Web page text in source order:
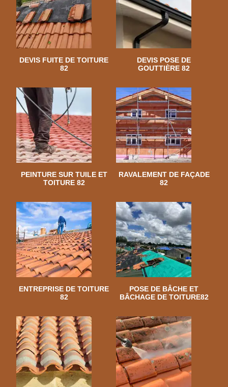
DEVIS FUITE DE TOITURE
82
DEVIS POSE DE
GOUTTIÈRE 82
PEINTURE SUR TUILE ET
TOITURE 82
RAVALEMENT DE FAÇADE
82
ENTREPRISE DE TOITURE
82
POSE DE BÂCHE ET
BÂCHAGE DE TOITURE82